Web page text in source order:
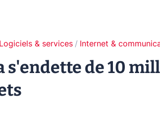
Logiciels & services Internet &
s'endette de 10